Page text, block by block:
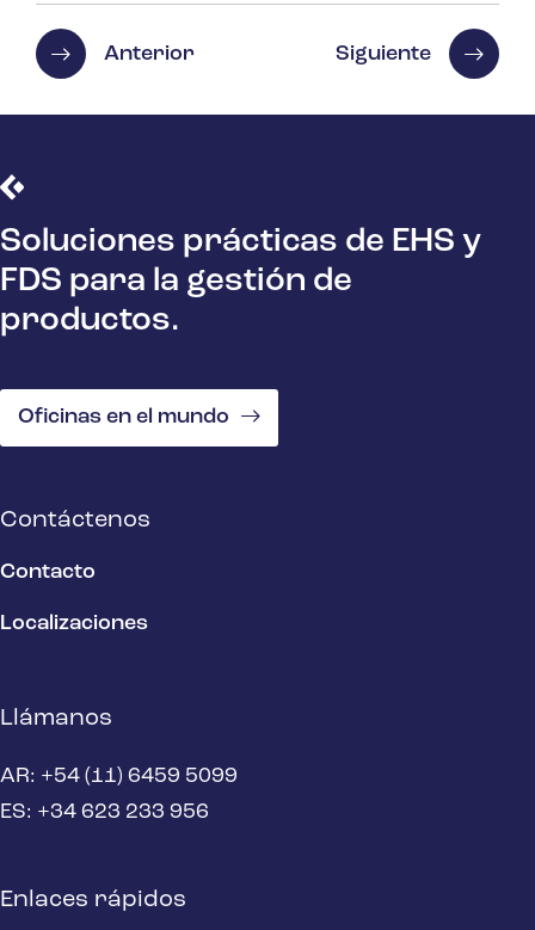
Anterior Siguiente
Soluciones prácticas de EHS y
FDS para la gestión de
productos.
Oficinas en el mundo
Contáctenos
Contacto
Localizaciones
Llámanos
AR: +54 (11) 6459 5099
ES: +34 623 233 956
Enlaces rápidos